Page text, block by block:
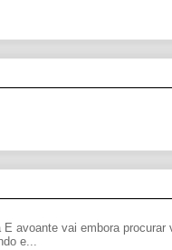
avoante vai embora procurar
e...